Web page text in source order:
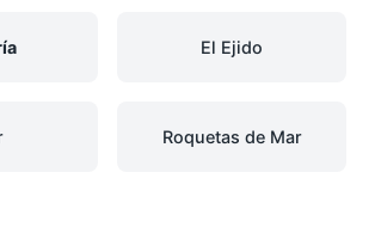
El Ejido
Roquetas de Mar